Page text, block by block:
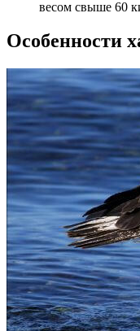
весом свыше 60
Особенности